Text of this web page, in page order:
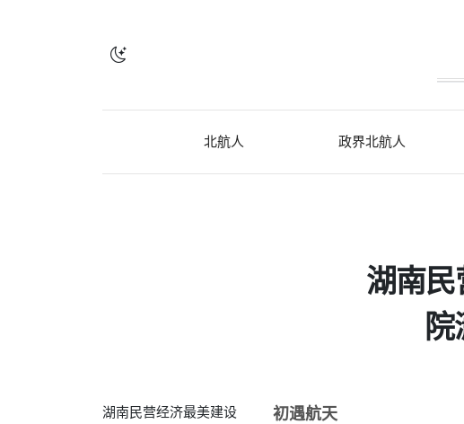
北航人 政界北航人
湖南民
湖南民营经济最美建设
初遇航天